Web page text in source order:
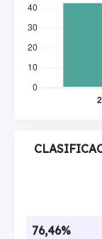
76,46%